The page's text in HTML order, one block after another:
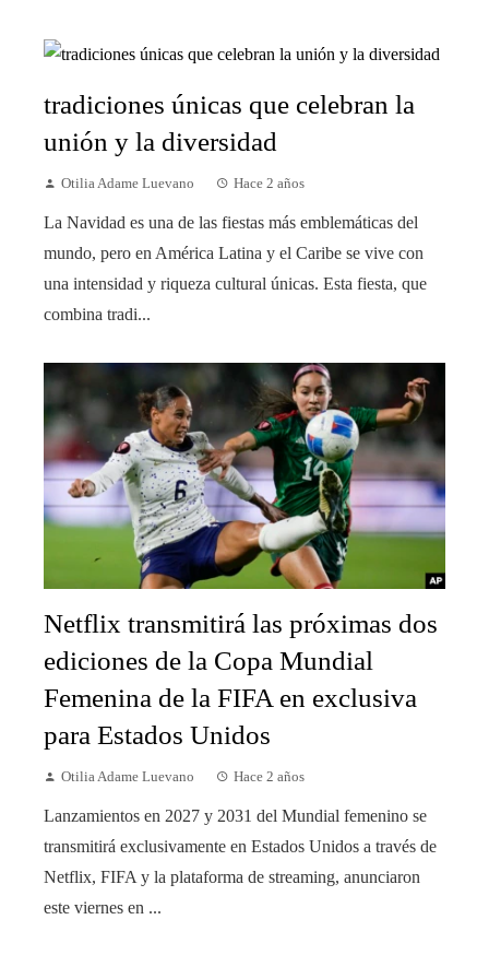
tradiciones únicas que celebran la
unión y la diversidad
Otilia Adame Luevano Hace 2 años
La Navidad es una de las fiestas más emblemáticas del
mundo, pero en América Latina y el Caribe se vive con
una intensidad y riqueza cultural únicas. Esta fiesta, que
combina tradi...
Netflix transmitirá las próximas dos
ediciones de la Copa Mundial
Femenina de la FIFA en exclusiva
para Estados Unidos
Otilia Adame Luevano Hace 2 años
Lanzamientos en 2027 y 2031 del Mundial femenino se
transmitirá exclusivamente en Estados Unidos a través de
Netflix, FIFA y la plataforma de streaming, anunciaron
este viernes en ...